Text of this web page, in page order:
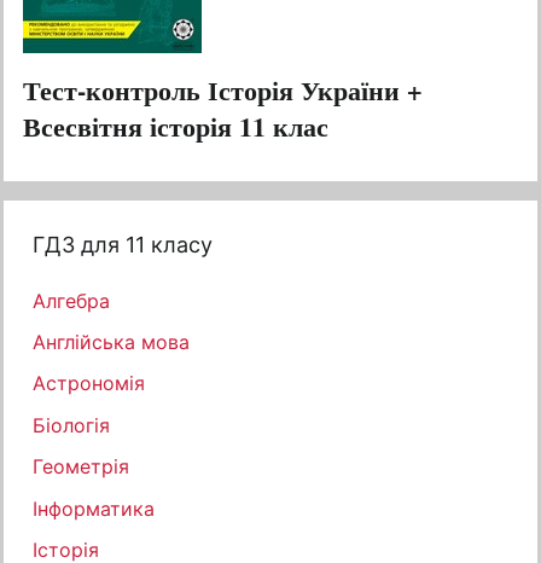
Тест-контроль Історія України +
Всесвітня історія 11 клас
ГДЗ для 11 класу
Алгебра
Англійська мова
Астрономія
Біологія
Геометрія
Інформатика
Історія